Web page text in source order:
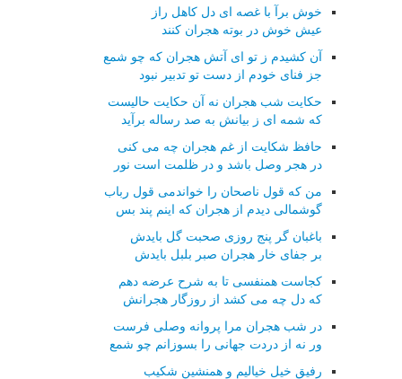
خوش برآ با غصه ای دل کاهل راز
عیش خوش در بوته هجران کنند
آن کشیدم ز تو ای آتش هجران که چو شمع
جز فنای خودم از دست تو تدبیر نبود
حکایت شب هجران نه آن حکایت حالیست
که شمه ای ز بیانش به صد رساله برآید
حافظ شکایت از غم هجران چه می کنی
در هجر وصل باشد و در ظلمت است نور
من که قول ناصحان را خواندمی قول رباب
گوشمالی دیدم از هجران که اینم پند بس
باغبان گر پنج روزی صحبت گل بایدش
بر جفای خار هجران صبر بلبل بایدش
کجاست همنفسی تا به شرح عرضه دهم
که دل چه می کشد از روزگار هجرانش
در شب هجران مرا پروانه وصلی فرست
ور نه از دردت جهانی را بسوزانم چو شمع
رفیق خیل خیالیم و همنشین شکیب